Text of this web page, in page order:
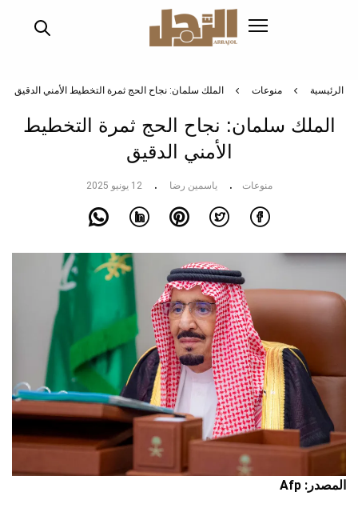
الرئيسية منوعات الملك سلمان: نجاح الحج ثمرة التخطيط الأمني الدقيق
الملك سلمان: نجاح الحج ثمرة التخطيط
الأمني الدقيق
منوعات ياسمين رضا 12 يونيو 2025
المصدر: Afp